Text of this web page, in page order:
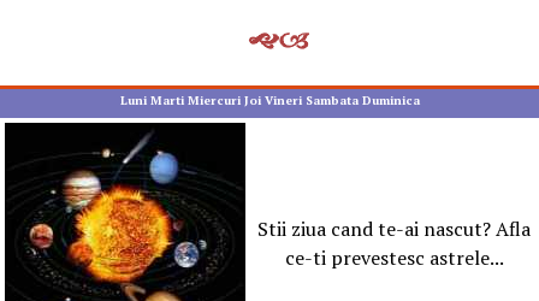
Luni Marti Miercuri Joi Vineri Sambata Duminica
Stii ziua cand te-ai nascut? Afla
ce-ti prevestesc astrele...